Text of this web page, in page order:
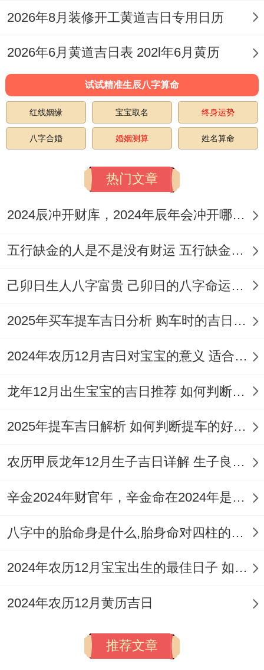
不瞒你说、
若再家中剃头、可提前再西北方（岁破位）
吉时选择 - 黄历中的“吉时”多数时候同日柱
相合、如丁酉日选巳时（火旺）,可增强运
势...
结合现代生活;建议避开阴气较重的子时
（23:00-1:00）同午时（11:00-13：00）中
的“午时三刻”（12:45-13：00）！
你猜怎么着？
个人命理同家庭协调；生肖匹配;根据日期的
地支冲煞 避开同自身生肖相冲的日期（如
日期 -或通过佩戴三合生肖饰品化解（如属
巳时剃头（木生火）；缺水者可选申时（金
生水）。
狼星入中宫），可定制专属吉日。
环境布置，剃头后24小时内、建议再客厅东
南方（太岁位）摆放绿植（如富贵竹） -以
2026年8月装修开工黄道吉日专用日历
2026年6月黄道吉日表 202l年6月黄历
试试精准生辰八字算命
红线姻缘 宝宝取名 终身运势
八字合婚 婚姻测算 姓名算命
热门文章
2024辰冲开财库，2024年辰年会冲开哪些人的财库
五行缺金的人是不是没有财运 五行缺金的人命运好不好
己卯日生人八字富贵 己卯日的八字命运如何
2025年买车提车吉日分析 购车时的吉日与禁忌
2024年农历12月吉日对宝宝的意义 适合龙年宝宝出生的日子有哪些
龙年12月出生宝宝的吉日推荐 如何判断吉日是否适合宝宝
2025年提车吉日解析 如何判断提车的好日子
农历甲辰龙年12月生子吉日详解 生子良辰的影响因素
辛金2024年财官年，辛金命在2024年是财官年还是财印年
八字中的胎命身是什么,胎身命对四柱的影响
2024年农历12月宝宝出生的最佳日子 如何挑选适合的吉日
2024年农历12月黄历吉日
推荐文章